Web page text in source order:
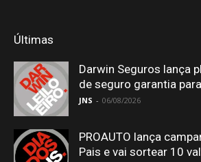
Últimas
Darwin Seguros lança
de seguro garantia
JNS - 06/08/2026
PROAUTO lança
Pais e vai sortear 10